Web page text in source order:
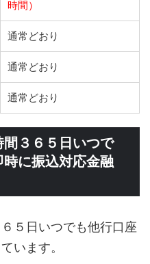
時間）
通常どおり
通常どおり
通常どおり
３６５日いつで
に振込対応金融
５日いつでも他行口座
います。